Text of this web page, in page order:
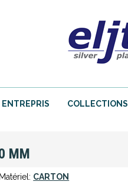
ENTREPRIS COLLECTIONS
MM
CARTON